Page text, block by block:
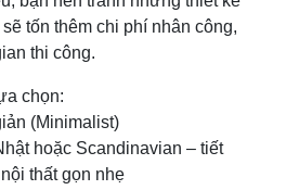
tốn thêm chi phí nhân công,
thi công.
chọn:
(Minimalist)
hoặc Scandinavian – tiết
thất gọn nhẹ